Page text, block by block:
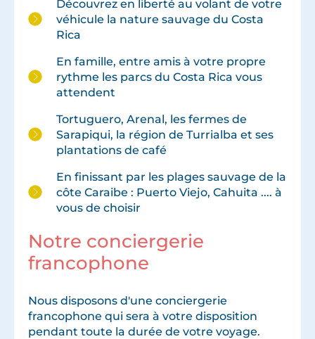
Découvrez en liberté au volant de votre
véhicule la nature sauvage du Costa
Rica
En famille, entre amis à votre propre
rythme les parcs du Costa Rica vous
attendent
Tortuguero, Arenal, les fermes de
Sarapiqui, la région de Turrialba et ses
plantations de café
En finissant par les plages sauvage de la
côte Caraibe : Puerto Viejo, Cahuita .... à
vous de choisir
Notre conciergerie
francophone
Nous disposons d'une conciergerie
francophone qui sera à votre disposition
pendant toute la durée de votre voyage.